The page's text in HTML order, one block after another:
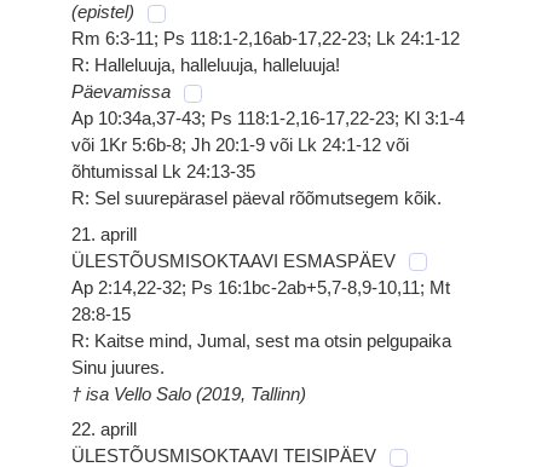
(epistel)
Rm 6:3-11; Ps 118:1-2,16ab-17,22-23; Lk 24:1-12
R: Halleluuja, halleluuja, halleluuja!
Päevamissa
Ap 10:34a,37-43; Ps 118:1-2,16-17,22-23; Kl 3:1-4
või 1Kr 5:6b-8; Jh 20:1-9 või Lk 24:1-12 või
õhtumissal Lk 24:13-35
R: Sel suurepärasel päeval rõõmutsegem kõik.
21. aprill
ÜLESTÕUSMISOKTAAVI ESMASPÄEV
Ap 2:14,22-32; Ps 16:1bc-2ab+5,7-8,9-10,11; Mt
28:8-15
R: Kaitse mind, Jumal, sest ma otsin pelgupaika
Sinu juures.
† isa Vello Salo (2019, Tallinn)
22. aprill
ÜLESTÕUSMISOKTAAVI TEISIPÄEV